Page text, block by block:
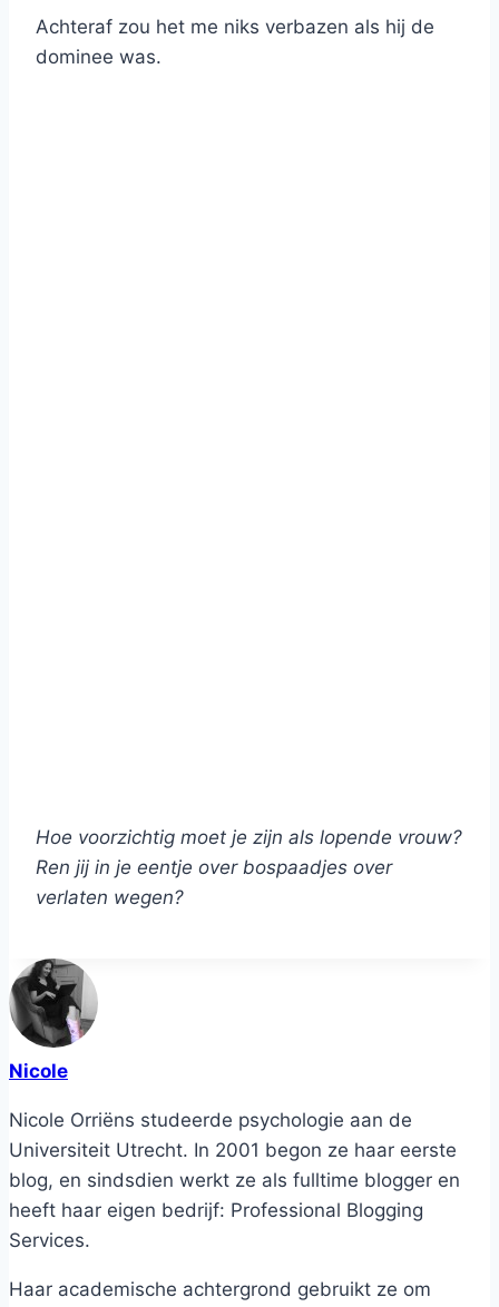
Achteraf zou het me niks verbazen als hij de
dominee was.
Hoe voorzichtig moet je zijn als lopende vrouw?
Ren jij in je eentje over bospaadjes over
verlaten wegen?
Nicole
Nicole Orriëns studeerde psychologie aan de
Universiteit Utrecht. In 2001 begon ze haar eerste
blog, en sindsdien werkt ze als fulltime blogger en
heeft haar eigen bedrijf: Professional Blogging
Services.
Haar academische achtergrond gebruikt ze om